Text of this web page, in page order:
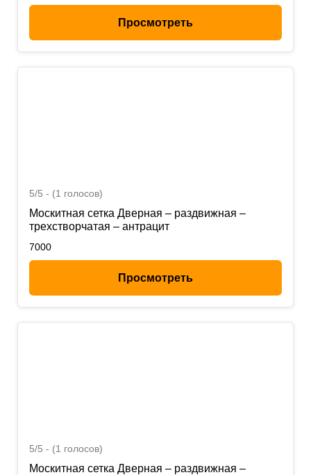
Просмотреть
5/5 - (1 голосов)
Москитная сетка Дверная – раздвижная –
трехстворчатая – антрацит
7000
Просмотреть
5/5 - (1 голосов)
Москитная сетка Дверная – раздвижная –